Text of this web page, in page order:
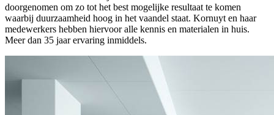
doorgenomen om zo tot het best mogelijke resultaat te komen
waarbij duurzaamheid hoog in het vaandel staat. Kornuyt en haar
medewerkers hebben hiervoor alle kennis en materialen in huis.
Meer dan 35 jaar ervaring inmiddels.